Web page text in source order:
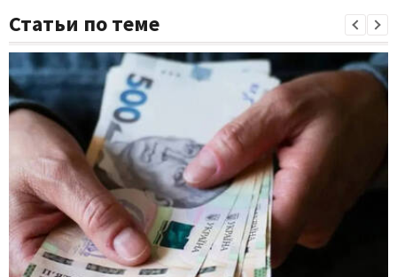
Статьи по теме